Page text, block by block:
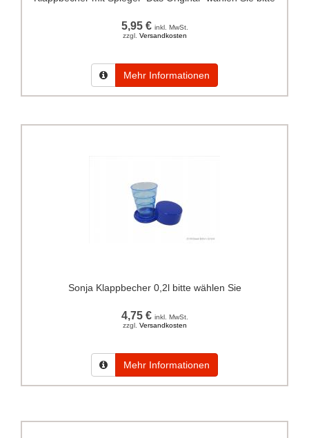
5,95 € inkl. MwSt.
zzgl. Versandkosten
Mehr Informationen
Sonja Klappbecher 0,2l bitte wählen Sie
4,75 € inkl. MwSt.
zzgl. Versandkosten
Mehr Informationen